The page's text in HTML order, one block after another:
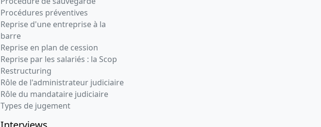
Procédures préventives
Reprise d'une entreprise à la
barre
Reprise en plan de cession
Reprise par les salariés : la Scop
Restructuring
Rôle de l'administrateur judiciaire
Rôle du mandataire judiciaire
Types de jugement